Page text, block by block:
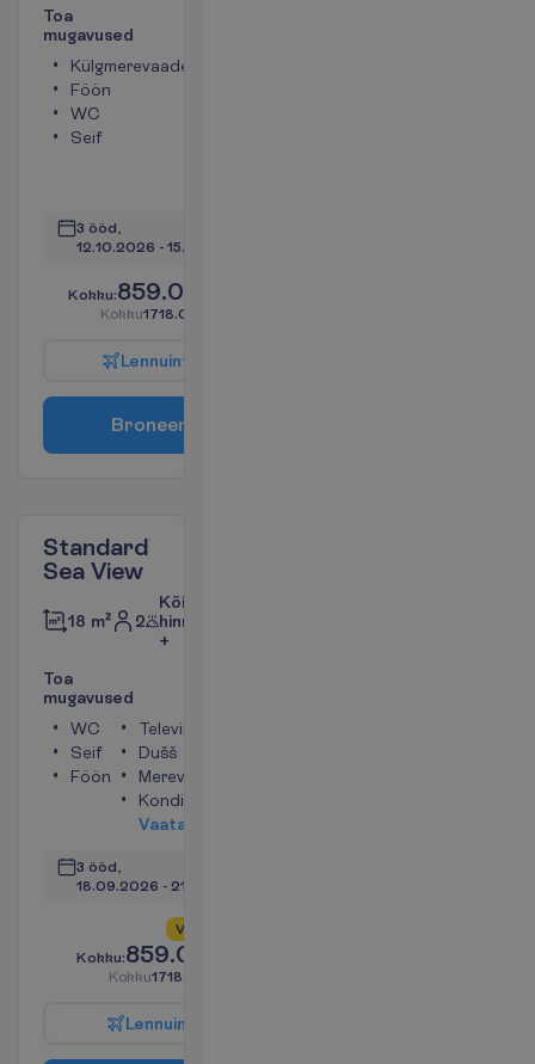
Toa
mugavused
Külgmerevaade
Föön
WC
Seif
3 ööd,
12.10.2026 - 15.10.2026
Kokku:859.00
Kokku1718.00
Lennuinf
Broneer
Standard
Sea View
18 m² 2
Kõik
hinnas
+
Toa
mugavused
WC
Seif
Föön
Televiisor
Dušš
Merevaade
Konditsioneer
Vaata
3 ööd,
18.09.2026 - 21.09.2026
V
Kokku:859.00
Kokku1718.00
Lennuin